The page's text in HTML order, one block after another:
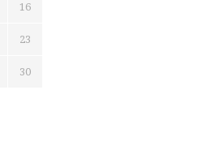
16
23
30